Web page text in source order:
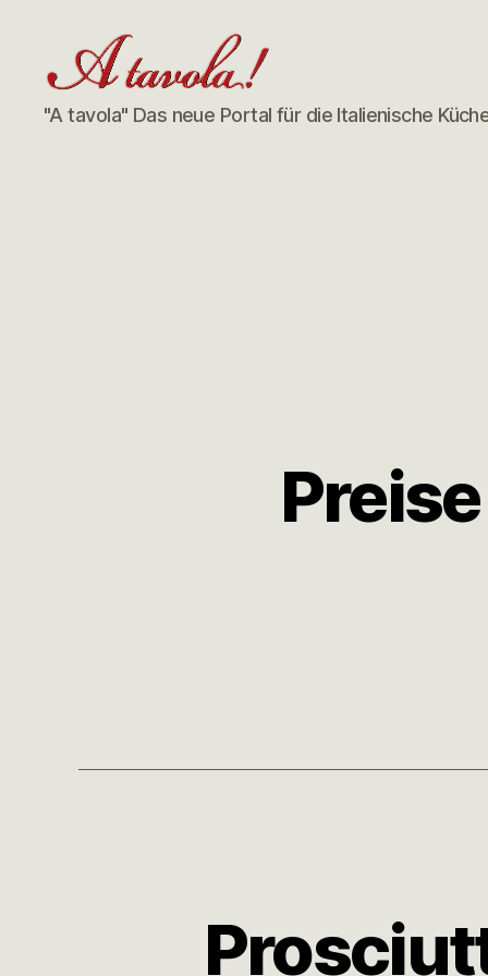
"A tavola" Das neue Portal für die Italienische